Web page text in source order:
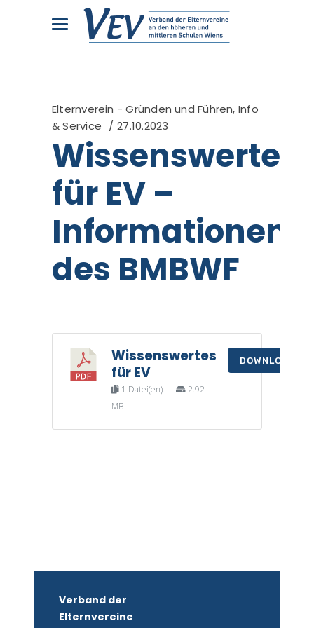
Elternverein - Gründen und Führen, Info
& Service
27.10.2023
Wissenswertes
für EV –
Informationen
des BMBWF
Wissenswertes
für EV
1 Datei(en)
2.92
MB
DOWNLOAD
Verband der
Elternvereine